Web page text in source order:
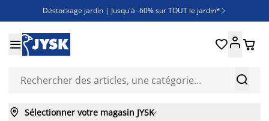
Déstockage jardin | Jusqu'à -60% sur TOUT le jardin* 
Jusqu'à -50% sur une sélection literie
Découvrez les nouveautés de la collection


 
 Sélectionner votre magasin JYSK